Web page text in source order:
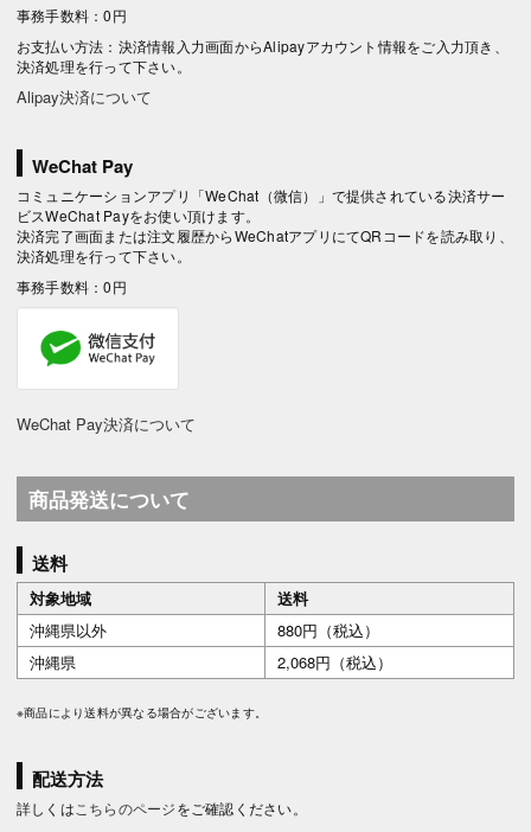
事務手数料：0円
お支払い方法：決済情報入力画面からAlipayアカウント情報をご入力頂き、
決済処理を行って下さい。
Alipay決済について
WeChat Pay
コミュニケーションアプリ「WeChat（微信）」で提供されている決済サー
ビスWeChat Payをお使い頂けます。
決済完了画面または注文履歴からWeChatアプリにてQRコードを読み取り、
決済処理を行って下さい。
事務手数料：0円
WeChat Pay決済について
商品発送について
送料
対象地域
送料
沖縄県以外
880円（税込）
沖縄県
2,068円（税込）
※商品により送料が異なる場合がございます。
配送方法
詳しくは こちらのページをご確認ください。